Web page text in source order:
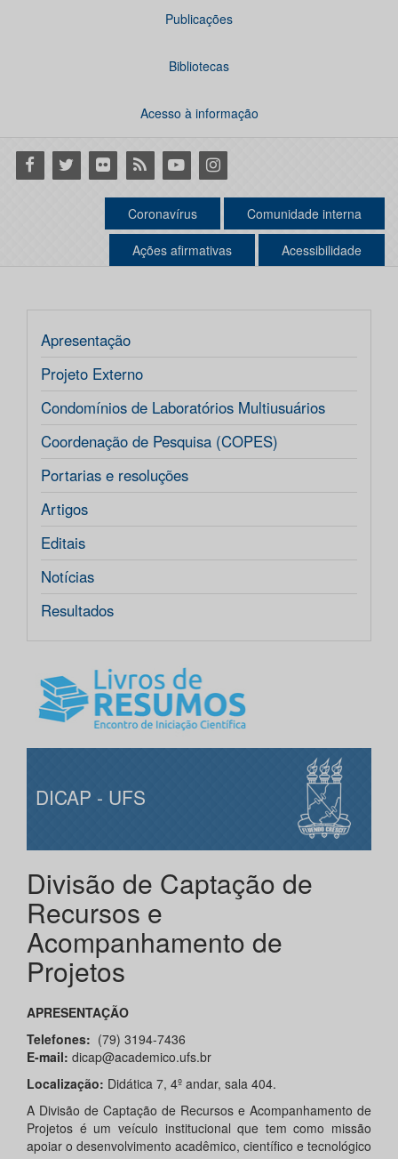
Publicações
Bibliotecas
Acesso à informação
Facebook
Twitter Flickr RSS YoutubeInstagram
Coronavírus Comunidade interna
Ações afirmativas Acessibilidade
Apresentação
Projeto Externo
Condomínios de Laboratórios Multiusuários
Coordenação de Pesquisa (COPES)
Portarias e resoluções
Artigos
Editais
Notícias
Resultados
DICAP - UFS
Divisão de Captação de
Recursos e
Acompanhamento de
Projetos
APRESENTAÇÃO
Telefones: (79) 3194-7436
E-mail: dicap@academico.ufs.br
Localização: Didática 7, 4º andar, sala 404.
A Divisão de Captação de Recursos e Acompanhamento de
Projetos é um veículo institucional que tem como missão
apoiar o desenvolvimento acadêmico, científico e tecnológico